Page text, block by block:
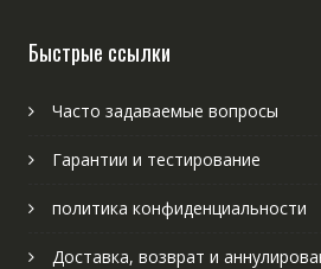
Быстрые ссылки
Часто задаваемые вопросы
Гарантии и тестирование
политика конфиденциальности
Доставка, возврат и